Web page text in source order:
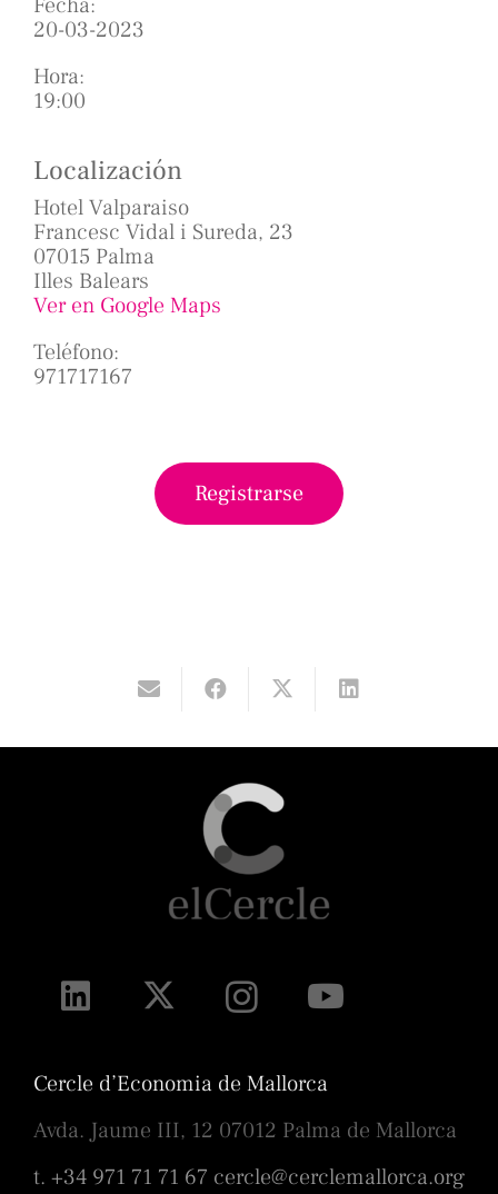
20-03-2023
Hora:
19:00
Localización
Hotel Valparaiso
Francesc Vidal i Sureda, 23
07015 Palma
Illes Balears
Ver en Google Maps
Teléfono:
971717167
Registrarse
Cercle d’Economia de Mallorca
Avda. Jaume III, 12 07012 Palma de Mallorca
t. +34 971 71 71 67 cercle@cerclemallorca.org